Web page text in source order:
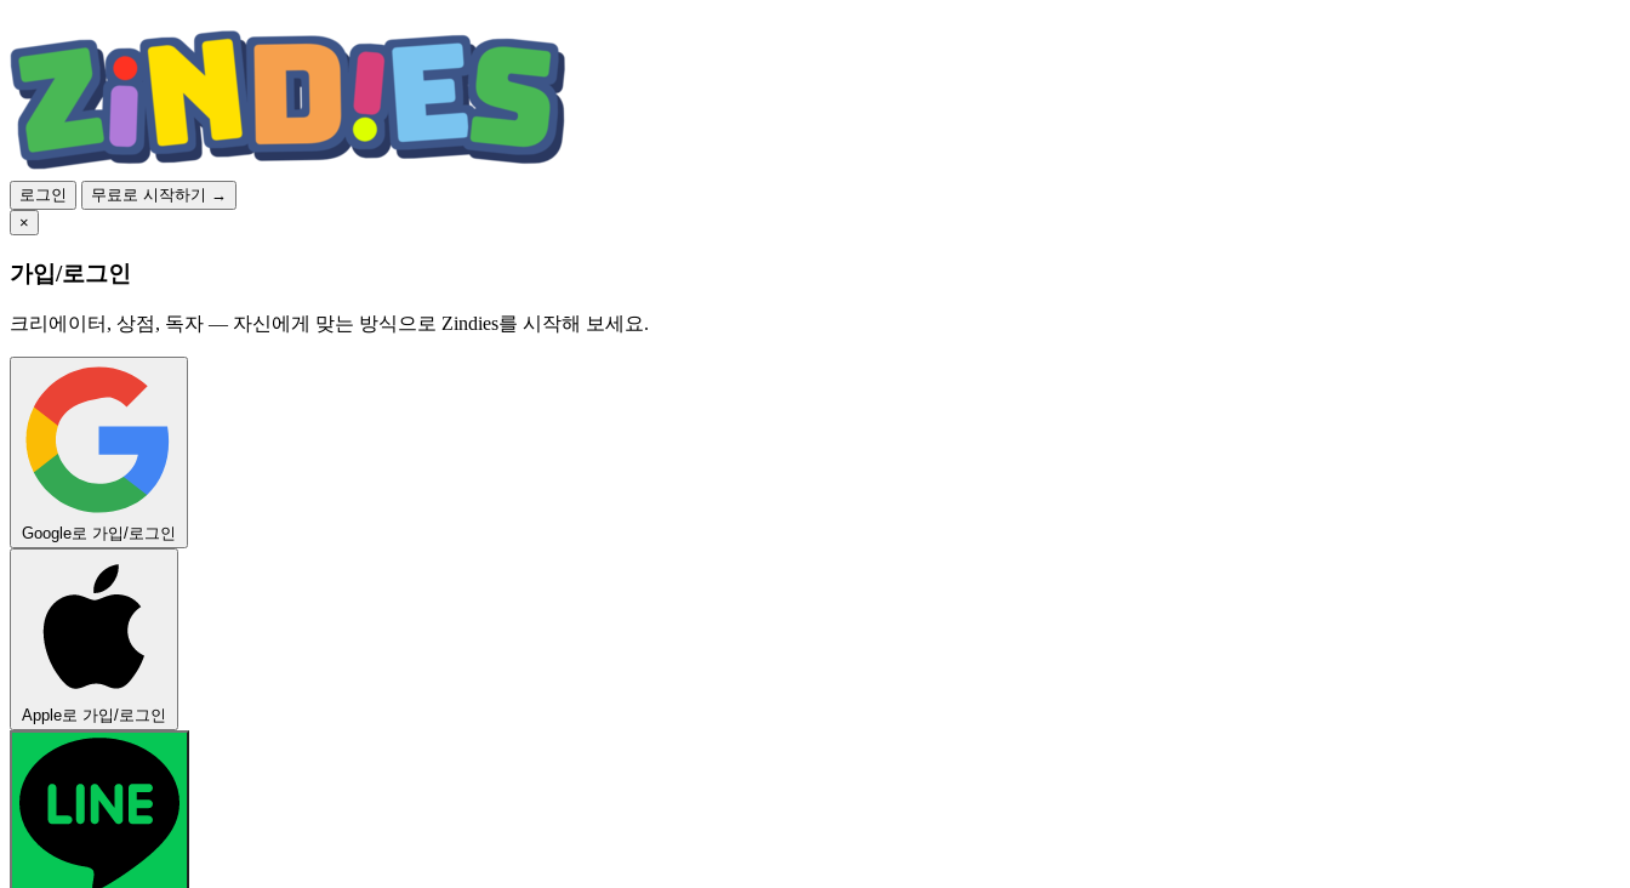
로그인
무료로 시작하기 →
×
가입/로그인
크리에이터, 상점, 독자 — 자신에게 맞는 방식으로 Zindies를 시작해 보세요.
Google로 가입/로그인
Apple로 가입/로그인